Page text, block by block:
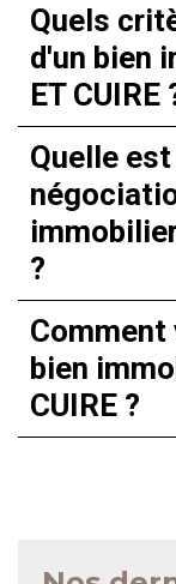
Quels
d'un bien
ET CUIRE
Quelle
?
Comment
bien
CUIRE ?